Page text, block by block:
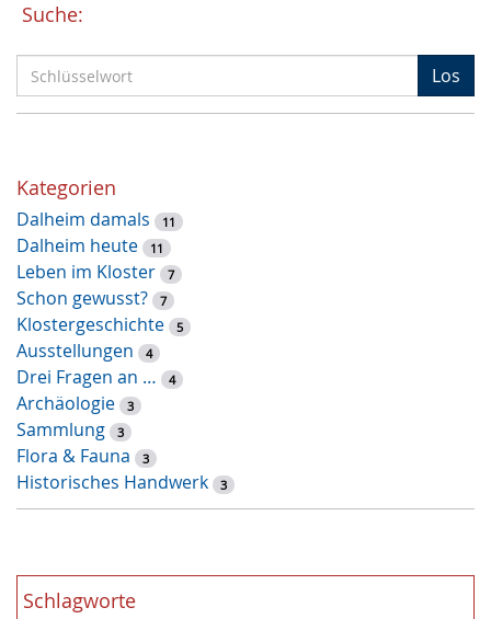
Suche:
c
h
s
s
e
l
w
o
r
t
-
S
u
c
h
Los
Kategorien
Dalheim damals 11
Dalheim heute 11
Leben im Kloster 7
Schon gewusst? 7
Klostergeschichte 5
Ausstellungen 4
Drei Fragen an … 4
Archäologie 3
Sammlung 3
Flora & Fauna 3
Historisches Handwerk 3
Schlagworte